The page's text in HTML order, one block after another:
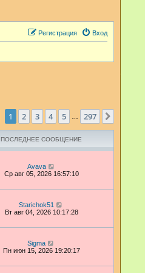
Вход
Регистрация
Страница1 из 297
1 2 3 4 5 297
ПОСЛЕДНЕЕ СООБЩЕНИЕ
Avava
Ср авг 05, 2026 16:57:10
Starichok51
Вт авг 04, 2026 10:17:28
Sigma
Пн июн 15, 2026 19:20:17